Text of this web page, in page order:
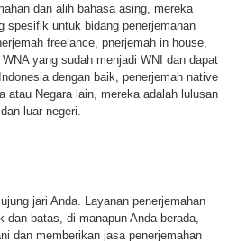
dan alih bahasa asing, mereka
spesifik untuk bidang penerjemahan
freelance, pnerjemah in house,
yang sudah menjadi WNI dan dapat
dengan baik, penerjemah native
atau Negara lain, mereka adalah lulusan
luar negeri.
jari Anda. Layanan penerjemahan
batas, di manapun Anda berada,
dan memberikan jasa penerjemahan